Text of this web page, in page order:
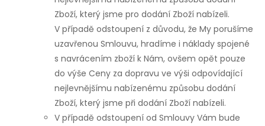
Zboží, který jsme pro dodání Zboží nabízeli.
V případě odstoupení z důvodu, že My porušíme
uzavřenou Smlouvu, hradíme i náklady spojené
s navrácením zboží k Nám, ovšem opět pouze
do výše Ceny za dopravu ve výši odpovídající
nejlevnějšímu nabízenému způsobu dodání
Zboží, který jsme při dodání Zboží nabízeli.
V případě odstoupení od Smlouvy Vám bude